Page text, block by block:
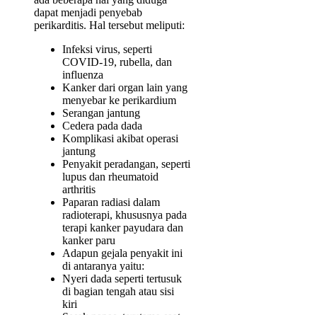
dapat menjadi penyebab
perikarditis. Hal tersebut meliputi:
Infeksi virus, seperti
COVID-19, rubella, dan
influenza
Kanker dari organ lain yang
menyebar ke perikardium
Serangan jantung
Cedera pada dada
Komplikasi akibat operasi
jantung
Penyakit peradangan, seperti
lupus dan rheumatoid
arthritis
Paparan radiasi dalam
radioterapi, khususnya pada
terapi kanker payudara dan
kanker paru
Adapun gejala penyakit ini
di antaranya yaitu:
Nyeri dada seperti tertusuk
di bagian tengah atau sisi
kiri